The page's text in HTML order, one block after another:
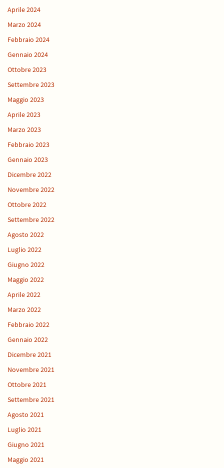
Aprile 2024
Marzo 2024
Febbraio 2024
Gennaio 2024
Ottobre 2023
Settembre 2023
Maggio 2023
Aprile 2023
Marzo 2023
Febbraio 2023
Gennaio 2023
Dicembre 2022
Novembre 2022
Ottobre 2022
Settembre 2022
Agosto 2022
Luglio 2022
Giugno 2022
Maggio 2022
Aprile 2022
Marzo 2022
Febbraio 2022
Gennaio 2022
Dicembre 2021
Novembre 2021
Ottobre 2021
Settembre 2021
Agosto 2021
Luglio 2021
Giugno 2021
Maggio 2021